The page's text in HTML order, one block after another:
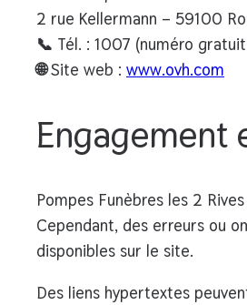
2 rue Kellermann – 59100
📞 Tél. : 1007 (numéro
🌐Site web : www.ovh.com
Engagement
Pompes Funèbres les 2
Cependant, des erreurs ou
disponibles sur le site.
Des liens hypertextes